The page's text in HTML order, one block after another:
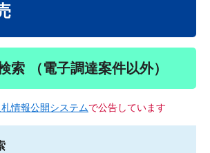
索 （電子調達案件以外）
札情報公開システムで公告しています